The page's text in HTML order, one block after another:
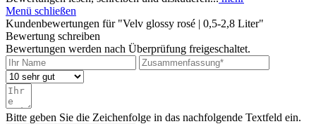
Menü schließen
Kundenbewertungen für "Velv glossy rosé | 0,5-2,8 Liter"
Bewertung schreiben
Bewertungen werden nach Überprüfung freigeschaltet.
Bitte geben Sie die Zeichenfolge in das nachfolgende Textfeld ein.